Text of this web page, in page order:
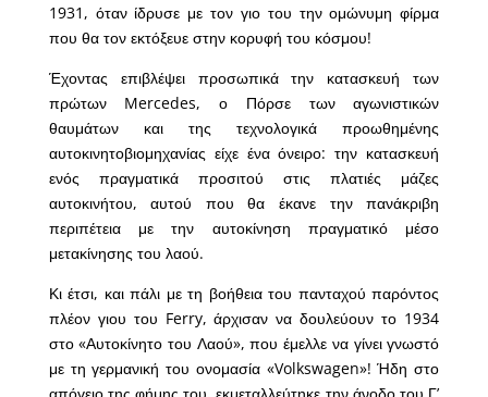
1931, όταν ίδρυσε με τον γιο του την ομώνυμη φίρμα
που θα τον εκτόξευε στην κορυφή του κόσμου!
Έχοντας επιβλέψει προσωπικά την κατασκευή των
πρώτων Mercedes, ο Πόρσε των αγωνιστικών
θαυμάτων και της τεχνολογικά προωθημένης
αυτοκινητοβιομηχανίας είχε ένα όνειρο: την κατασκευή
ενός πραγματικά προσιτού στις πλατιές μάζες
αυτοκινήτου, αυτού που θα έκανε την πανάκριβη
περιπέτεια με την αυτοκίνηση πραγματικό μέσο
μετακίνησης του λαού.
Κι έτσι, και πάλι με τη βοήθεια του πανταχού παρόντος
πλέον γιου του Ferry, άρχισαν να δουλεύουν το 1934
στο «Αυτοκίνητο του Λαού», που έμελλε να γίνει γνωστό
με τη γερμανική του ονομασία «Volkswagen»! Ήδη στο